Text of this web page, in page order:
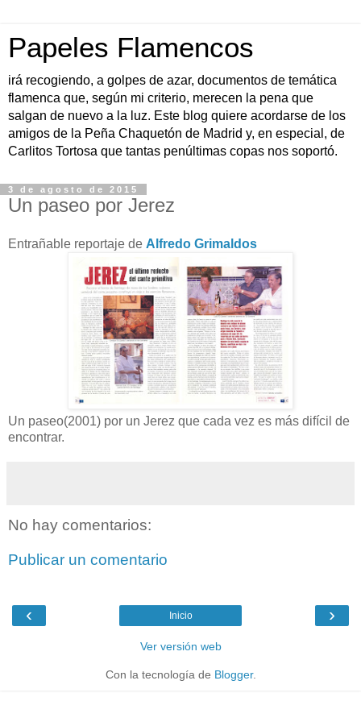
Papeles Flamencos
irá recogiendo, a golpes de azar, documentos de temática
flamenca que, según mi criterio, merecen la pena que
salgan de nuevo a la luz. Este blog quiere acordarse de los
amigos de la Peña Chaquetón de Madrid y, en especial, de
Carlitos Tortosa que tantas penúltimas copas nos soportó.
3 de agosto de 2015
Un paseo por Jerez
Entrañable reportaje de Alfredo Grimaldos
Un paseo(2001) por un Jerez que cada vez es más difícil de
encontrar.
No hay comentarios:
Publicar un comentario
‹ ›
Inicio
Ver versión web
Con la tecnología de Blogger.